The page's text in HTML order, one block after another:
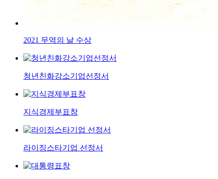
2021 무역의 날 수상
청년친화강소기업선정서
지식경제부표창
라이징스타기업 선정서